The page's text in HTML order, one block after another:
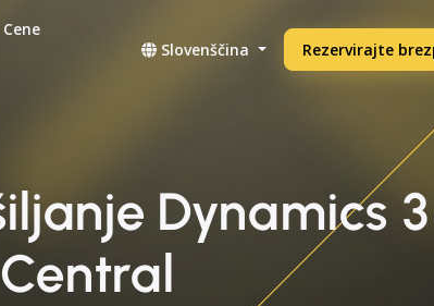
Cene
Slovenščina Rezervirajte
Dynamics
Central